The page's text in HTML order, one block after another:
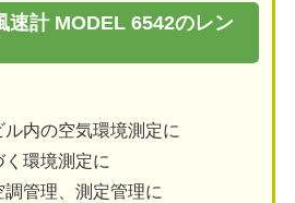
速計 MODEL 6542のレン
内の空気環境測定に
く環境測定に
管理、測定管理に